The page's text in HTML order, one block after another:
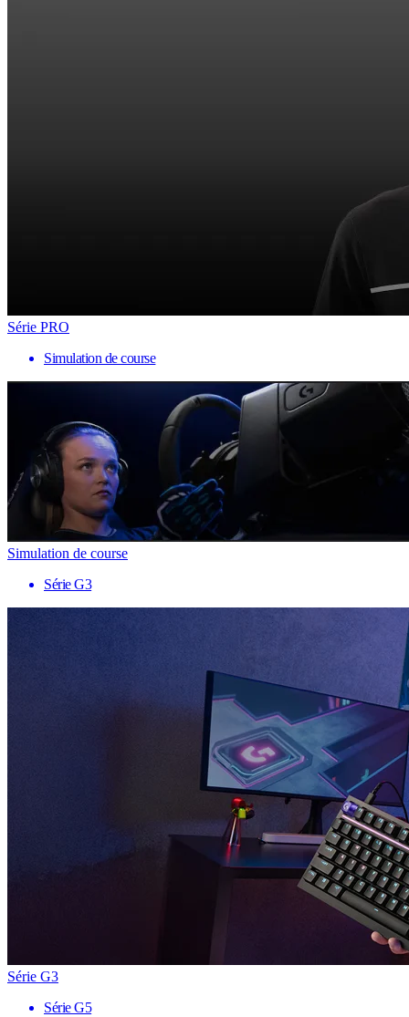
Série PRO
Simulation de course
Simulation de course
Série G3
Série G3
Série G5